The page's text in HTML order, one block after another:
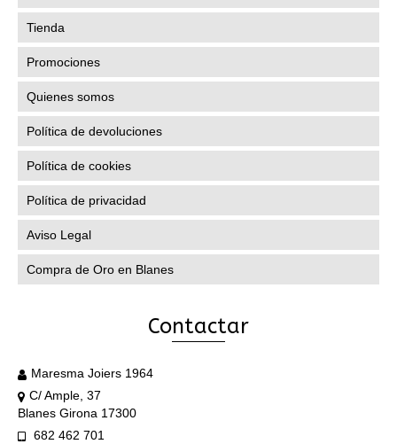
Tienda
Promociones
Quienes somos
Política de devoluciones
Política de cookies
Política de privacidad
Aviso Legal
Compra de Oro en Blanes
Contactar
Maresma Joiers 1964
C/ Ample, 37
Blanes Girona 17300
682 462 701